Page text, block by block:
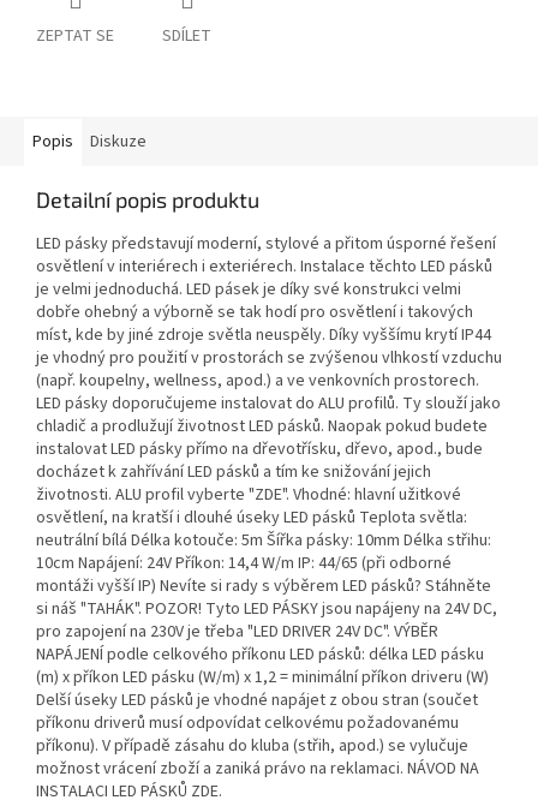
ZEPTAT SE SDÍLET
Popis Diskuze
Detailní popis produktu
LED pásky představují moderní, stylové a přitom úsporné řešení
osvětlení v interiérech i exteriérech. Instalace těchto LED pásků
je velmi jednoduchá. LED pásek je díky své konstrukci velmi
dobře ohebný a výborně se tak hodí pro osvětlení i takových
míst, kde by jiné zdroje světla neuspěly. Díky vyššímu krytí IP44
je vhodný pro použití v prostorách se zvýšenou vlhkostí vzduchu
(např. koupelny, wellness, apod.) a ve venkovních prostorech.
LED pásky doporučujeme instalovat do ALU profilů. Ty slouží jako
chladič a prodlužují životnost LED pásků. Naopak pokud budete
instalovat LED pásky přímo na dřevotřísku, dřevo, apod., bude
docházet k zahřívání LED pásků a tím ke snižování jejich
životnosti. ALU profil vyberte "ZDE". Vhodné: hlavní užitkové
osvětlení, na kratší i dlouhé úseky LED pásků Teplota světla:
neutrální bílá Délka kotouče: 5m Šířka pásky: 10mm Délka střihu:
10cm Napájení: 24V Příkon: 14,4 W/m IP: 44/65 (při odborné
montáži vyšší IP) Nevíte si rady s výběrem LED pásků? Stáhněte
si náš "TAHÁK". POZOR! Tyto LED PÁSKY jsou napájeny na 24V DC,
pro zapojení na 230V je třeba "LED DRIVER 24V DC". VÝBĚR
NAPÁJENÍ podle celkového příkonu LED pásků: délka LED pásku
(m) x příkon LED pásku (W/m) x 1,2 = minimální příkon driveru (W)
Delší úseky LED pásků je vhodné napájet z obou stran (součet
příkonu driverů musí odpovídat celkovému požadovanému
příkonu). V případě zásahu do kluba (střih, apod.) se vylučuje
možnost vrácení zboží a zaniká právo na reklamaci. NÁVOD NA
INSTALACI LED PÁSKŮ ZDE.